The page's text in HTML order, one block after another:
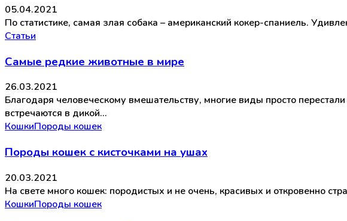
05.04.2021
По статистике, самая злая собака – американский кокер-спаниель.
Статьи
Самые редкие животные в мире
26.03.2021
Благодаря человеческому вмешательству, многие виды просто
встречаются в дикой…
КошкиПороды кошек
Породы кошек с кисточками на ушах
20.03.2021
На свете много кошек: породистых и не очень, красивых и откровенно
КошкиПороды кошек